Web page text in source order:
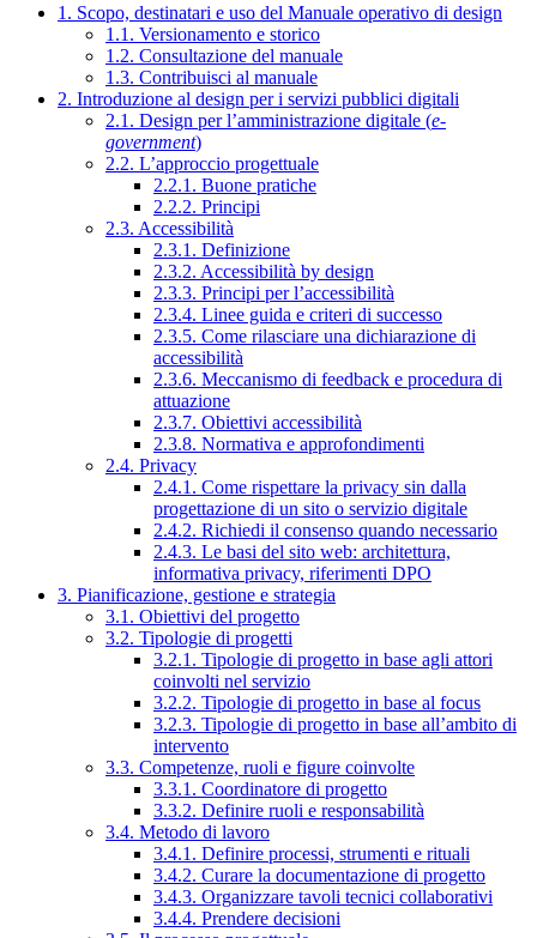
1. Scopo, destinatari e uso del Manuale operativo di design
1.1. Versionamento e storico
1.2. Consultazione del manuale
1.3. Contribuisci al manuale
2. Introduzione al design per i servizi pubblici digitali
2.1. Design per l’amministrazione digitale (e-
government)
2.2. L’approccio progettuale
2.2.1. Buone pratiche
2.2.2. Principi
2.3. Accessibilità
2.3.1. Definizione
2.3.2. Accessibilità by design
2.3.3. Principi per l’accessibilità
2.3.4. Linee guida e criteri di successo
2.3.5. Come rilasciare una dichiarazione di
accessibilità
2.3.6. Meccanismo di feedback e procedura di
attuazione
2.3.7. Obiettivi accessibilità
2.3.8. Normativa e approfondimenti
2.4. Privacy
2.4.1. Come rispettare la privacy sin dalla
progettazione di un sito o servizio digitale
2.4.2. Richiedi il consenso quando necessario
2.4.3. Le basi del sito web: architettura,
informativa privacy, riferimenti DPO
3. Pianificazione, gestione e strategia
3.1. Obiettivi del progetto
3.2. Tipologie di progetti
3.2.1. Tipologie di progetto in base agli attori
coinvolti nel servizio
3.2.2. Tipologie di progetto in base al focus
3.2.3. Tipologie di progetto in base all’ambito di
intervento
3.3. Competenze, ruoli e figure coinvolte
3.3.1. Coordinatore di progetto
3.3.2. Definire ruoli e responsabilità
3.4. Metodo di lavoro
3.4.1. Definire processi, strumenti e rituali
3.4.2. Curare la documentazione di progetto
3.4.3. Organizzare tavoli tecnici collaborativi
3.4.4. Prendere decisioni